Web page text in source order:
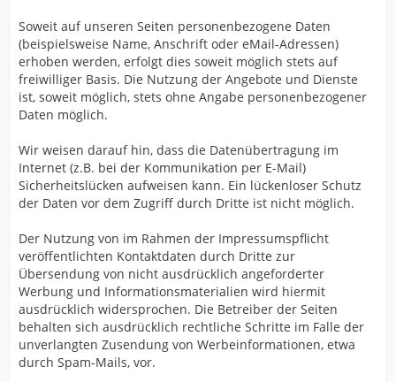
Soweit auf unseren Seiten personenbezogene Daten
(beispielsweise Name, Anschrift oder eMail-Adressen)
erhoben werden, erfolgt dies soweit möglich stets auf
freiwilliger Basis. Die Nutzung der Angebote und Dienste
ist, soweit möglich, stets ohne Angabe personenbezogener
Daten möglich.
Wir weisen darauf hin, dass die Datenübertragung im
Internet (z.B. bei der Kommunikation per E-Mail)
Sicherheitslücken aufweisen kann. Ein lückenloser Schutz
der Daten vor dem Zugriff durch Dritte ist nicht möglich.
Der Nutzung von im Rahmen der Impressumspflicht
veröffentlichten Kontaktdaten durch Dritte zur
Übersendung von nicht ausdrücklich angeforderter
Werbung und Informationsmaterialien wird hiermit
ausdrücklich widersprochen. Die Betreiber der Seiten
behalten sich ausdrücklich rechtliche Schritte im Falle der
unverlangten Zusendung von Werbeinformationen, etwa
durch Spam-Mails, vor.